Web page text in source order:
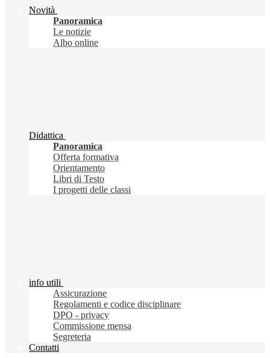
Novità
Panoramica
Le notizie
Albo online
Didattica
Panoramica
Offerta formativa
Orientamento
Libri di Testo
I progetti delle classi
info utili
Assicurazione
Regolamenti e codice disciplinare
DPO - privacy
Commissione mensa
Segreteria
Contatti